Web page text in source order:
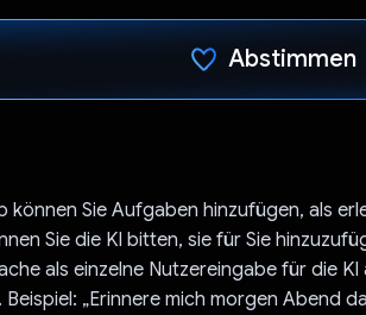
Abstimmen
können Sie Aufgaben hinzufügen, als
Sie die KI bitten, sie für Sie
als einzelne Nutzereingabe für die
„Erinnere mich morgen Abend